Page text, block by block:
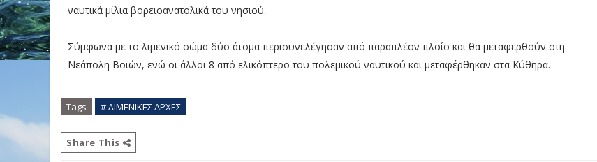
ναυτικά μίλια βορειοανατολικά του νησιού.
Σύμφωνα με το λιμενικό σώμα δύο άτομα περισυνελέγησαν από παραπλέον πλοίο και θα μεταφερθούν στη
Νεάπολη Βοιών, ενώ οι άλλοι 8 από ελικόπτερο του πολεμικού ναυτικού και μεταφέρθηκαν στα Κύθηρα.
Tags # ΛΙΜΕΝΙΚΕΣ ΑΡΧΕΣ
Share This